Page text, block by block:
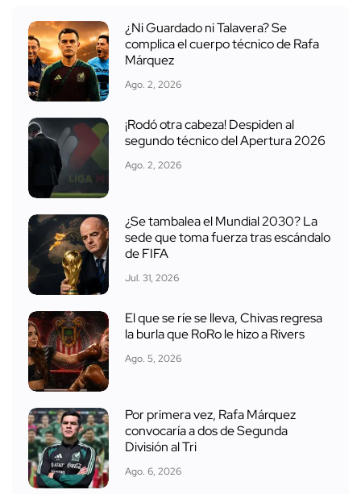
¿Ni Guardado ni Talavera? Se
complica el cuerpo técnico de Rafa
Márquez
Ago. 2, 2026
¡Rodó otra cabeza! Despiden al
segundo técnico del Apertura 2026
Ago. 2, 2026
¿Se tambalea el Mundial 2030? La
sede que toma fuerza tras escándalo
de FIFA
Jul. 31, 2026
El que se ríe se lleva, Chivas regresa
la burla que RoRo le hizo a Rivers
Ago. 5, 2026
Por primera vez, Rafa Márquez
convocaría a dos de Segunda
División al Tri
Ago. 6, 2026